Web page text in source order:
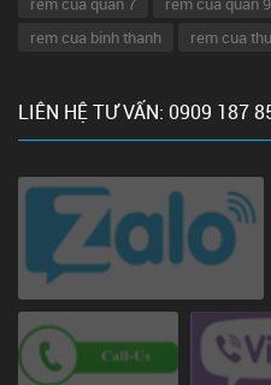
rem cua binh thanh
rem cua
LIÊN HỆ TƯ VẤN: 0909 187